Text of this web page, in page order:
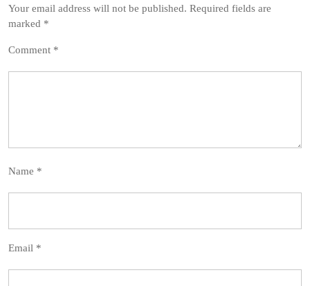
Your email address will not be published. Required fields are
marked *
Comment *
Name *
Email *